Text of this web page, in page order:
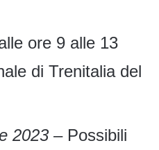
ore 9 alle 13
di Trenitalia del
2023 – Possibili